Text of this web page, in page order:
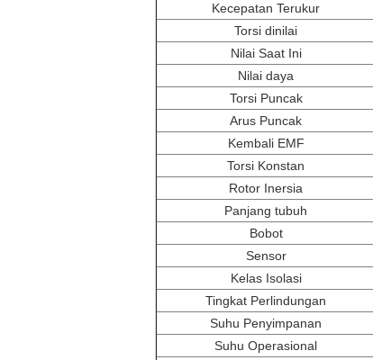
Kecepatan Terukur
Torsi dinilai
Nilai Saat Ini
Nilai daya
Torsi Puncak
Arus Puncak
Kembali EMF
Torsi Konstan
Rotor Inersia
Panjang tubuh
Bobot
Sensor
Kelas Isolasi
Tingkat Perlindungan
Suhu Penyimpanan
Suhu Operasional